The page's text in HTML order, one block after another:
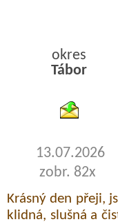
okres
Tábor
13.07.2026
zobr. 82x
Krásný den přeji,
klidná, slušná a